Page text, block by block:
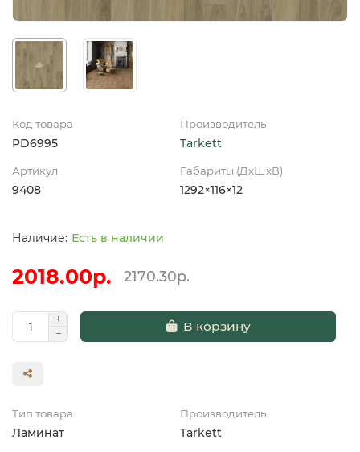
Код товара
PD6995
Производитель
Tarkett
Артикул
9408
Габариты (ДхШхВ)
1292×116×12
Есть в наличии
2018.00р. 2170.30р.
В корзину
Тип товара
Ламинат
Производитель
Tarkett